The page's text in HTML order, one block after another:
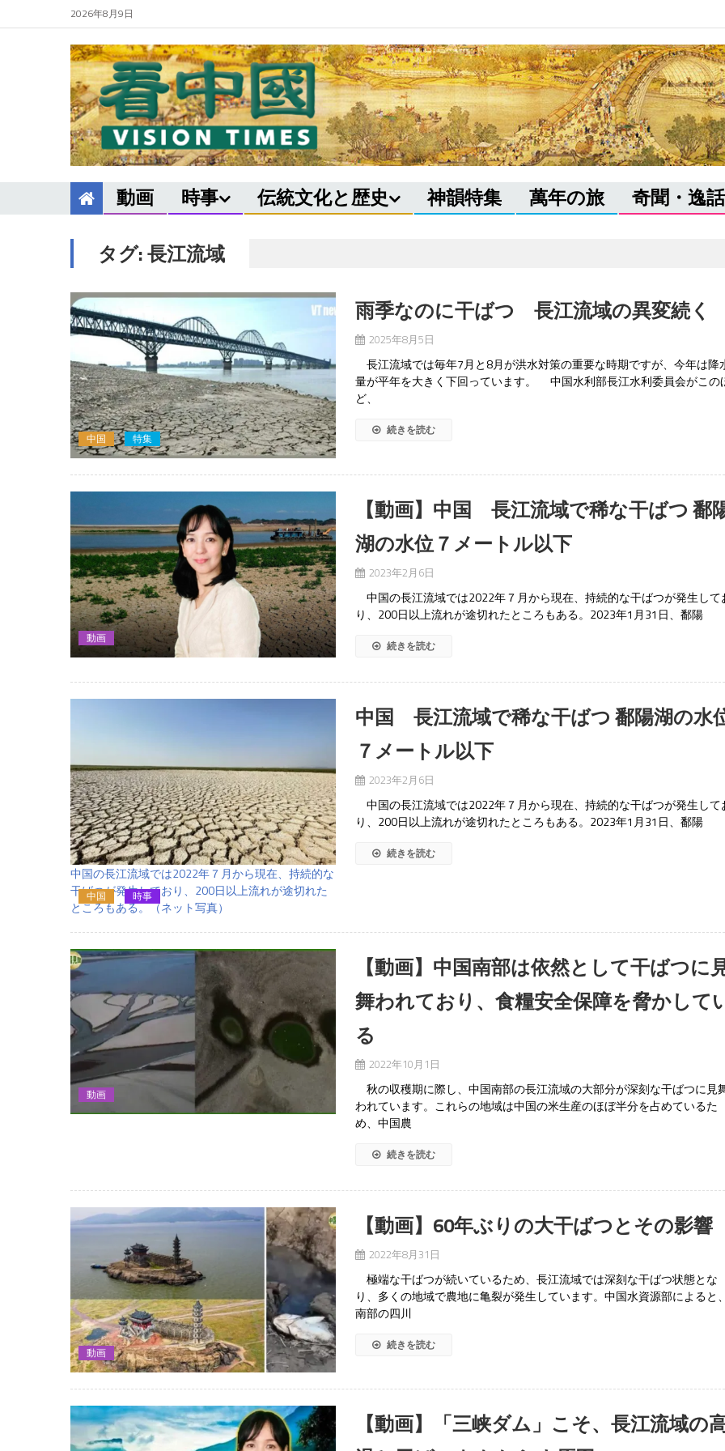
2026年8月9日
動画 時事 伝統文化と歴史 神韻特集 萬年の旅 奇聞・逸話
タグ:長江流域
中国 特集
雨季なのに干ばつ 長江流域の異変続く
2025年8月5日
長江流域では毎年7月と8月が洪水対策の重要な時期ですが、今年は降
量が平年を大きく下回っています。 中国水利部長江水利委員会がこの
ど、
続きを読む
動画
【動画】中国 長江流域で稀な干ばつ 鄱
湖の水位７メートル以下
2023年2月6日
中国の長江流域では2022年７月から現在、持続的な干ばつが発生して
り、200日以上流れが途切れたところもある。2023年1月31日、鄱陽
続きを読む
中国の長江流域では2022年７月から現在、持続的な
干ばつが発生しており、200日以上流れが途切れた
ところもある。（ネット写真）
中国 時事
中国 長江流域で稀な干ばつ 鄱陽湖の水
７メートル以下
2023年2月6日
中国の長江流域では2022年７月から現在、持続的な干ばつが発生して
り、200日以上流れが途切れたところもある。2023年1月31日、鄱陽
続きを読む
動画
【動画】中国南部は依然として干ばつに
舞われており、食糧安全保障を脅かして
る
2022年10月1日
秋の収穫期に際し、中国南部の長江流域の大部分が深刻な干ばつに見
われています。これらの地域は中国の米生産のほぼ半分を占めているた
め、中国農
続きを読む
動画
【動画】60年ぶりの大干ばつとその影響
2022年8月31日
極端な干ばつが続いているため、長江流域では深刻な干ばつ状態とな
り、多くの地域で農地に亀裂が発生しています。中国水資源部によると、
南部の四川
続きを読む
【動画】「三峡ダム」こそ、長江流域の